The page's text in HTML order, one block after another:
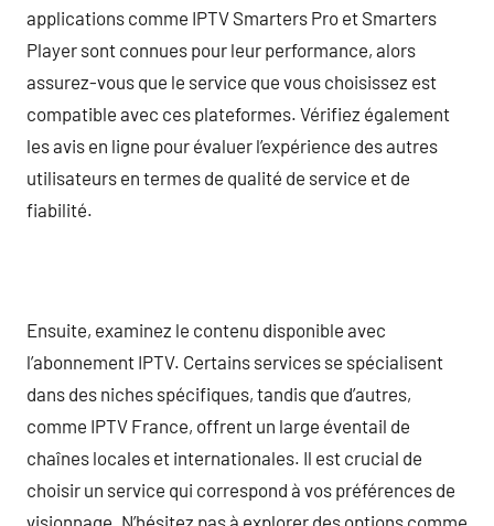
applications comme IPTV Smarters Pro et Smarters
Player sont connues pour leur performance, alors
assurez-vous que le service que vous choisissez est
compatible avec ces plateformes. Vérifiez également
les avis en ligne pour évaluer l’expérience des autres
utilisateurs en termes de qualité de service et de
fiabilité.
Ensuite, examinez le contenu disponible avec
l’abonnement IPTV. Certains services se spécialisent
dans des niches spécifiques, tandis que d’autres,
comme IPTV France, offrent un large éventail de
chaînes locales et internationales. Il est crucial de
choisir un service qui correspond à vos préférences de
visionnage. N’hésitez pas à explorer des options comme